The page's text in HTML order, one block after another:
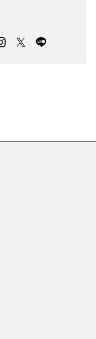
質問されました。 お茶の
. #オープンサンド #ふつ
#ふつうのショップ #ツナ
#里芋のポテトサラダ #